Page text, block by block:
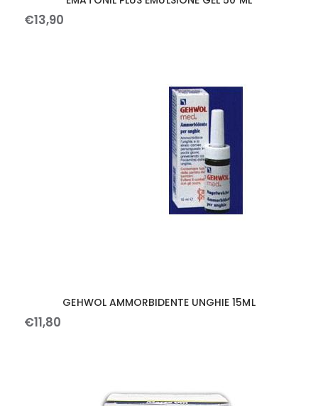
€13,90
GEHWOL AMMORBIDENTE UNGHIE 15ML
€11,80